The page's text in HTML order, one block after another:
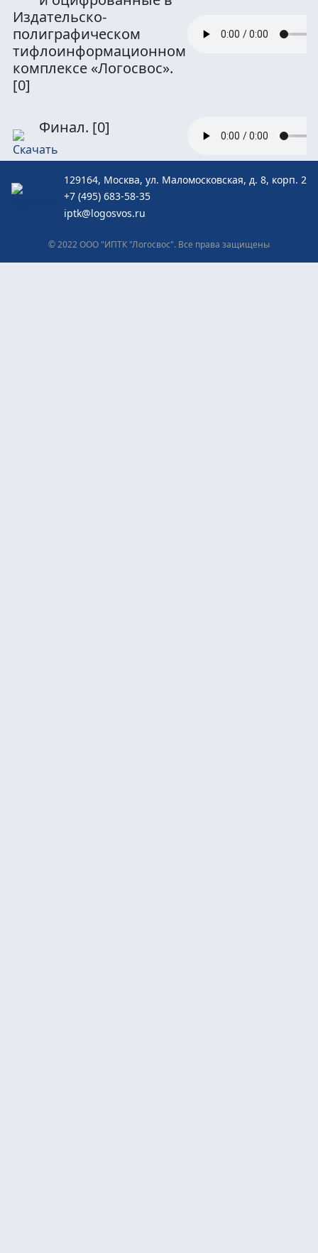
Издательско-
полиграфическом
тифлоинформационном
комплексе «Логосвос».
[0]
Финал. [0]
129164, Москва, ул. Маломосковская, д. 8, корп. 2
+7 (495) 683-58-35
iptk@logosvos.ru
© 2022 ООО "ИПТК "Логосвос". Все права защищены